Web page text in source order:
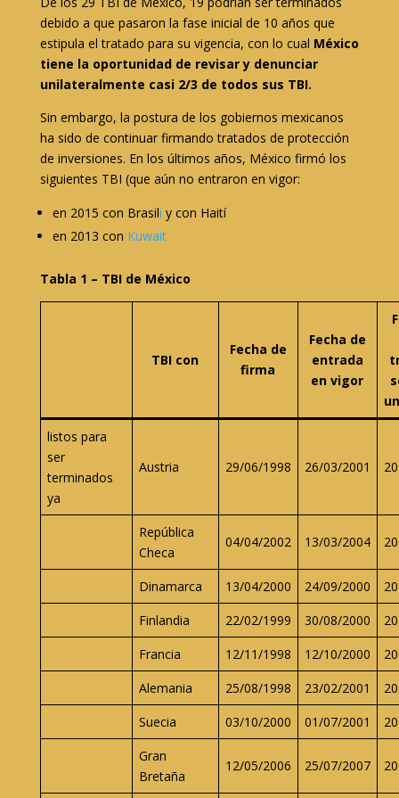
debido a que pasaron la fase inicial de 10 años que
estipula el tratado para su vigencia, con lo cual México
tiene la oportunidad de revisar y denunciar
unilateralmente casi 2/3 de todos sus TBI.
Sin embargo, la postura de los gobiernos mexicanos
ha sido de continuar firmando tratados de protección
de inversiones. En los últimos años, México firmó los
siguientes TBI (que aún no entraron en vigor:
en 2015 con Brasili y con Haití
en 2013 con Kuwait
Tabla 1 – TBI de México
TBI con
Fecha de
firma
Fecha de
entrada
en vigor
listos para
ser
terminados
ya
Austria 29/06/1998 26/03/2001
República
Checa
04/04/2002 13/03/2004
Dinamarca 13/04/2000 24/09/2000
Finlandia
22/02/1999 30/08/2000
Francia
12/11/1998 12/10/2000
Alemania
25/08/1998 23/02/2001
Suecia
03/10/2000 01/07/2001
Gran
Bretaña
12/05/2006 25/07/2007